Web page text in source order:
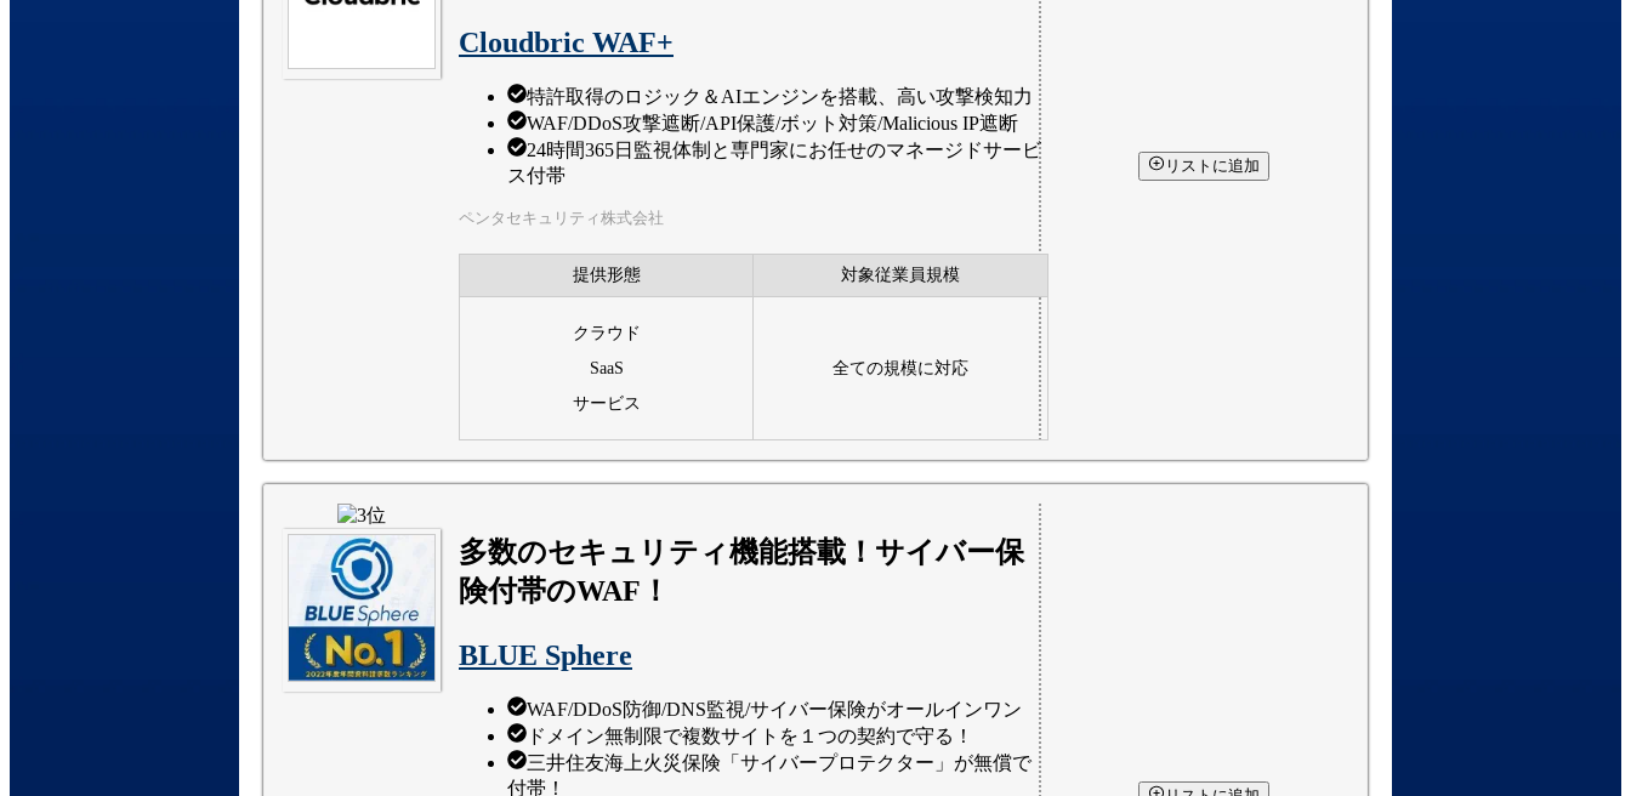
Cloudbric WAF+
特許取得のロジック＆AIエンジンを搭載、高い攻撃検知力
WAF/DDoS攻撃遮断/API保護/ボット対策/Malicious IP遮断
24時間365日監視体制と専門家にお任せのマネージドサービ
ス付帯
ペンタセキュリティ株式会社
提供形態 対象従業員規模
クラウド
SaaS
サービス
全ての規模に対応
リストに追加
多数のセキュリティ機能搭載！サイバー保
険付帯のWAF！
BLUE Sphere
WAF/DDoS防御/DNS監視/サイバー保険がオールインワン
ドメイン無制限で複数サイトを１つの契約で守る！
三井住友海上火災保険「サイバープロテクター」が無償で
付帯！